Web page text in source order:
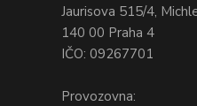
Jaurisova 515/4,
140 00 Praha 4
IČO: 09267701
Provozovna: